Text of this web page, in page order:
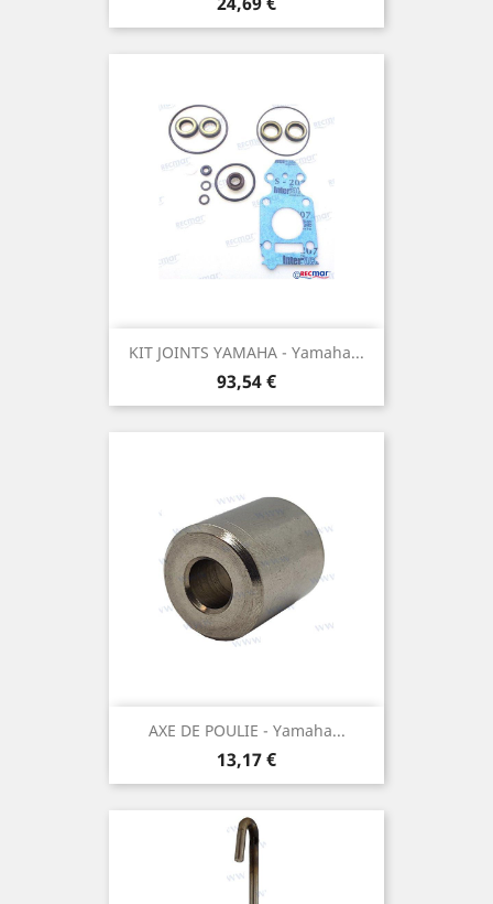
KIT JOINTS YAMAHA - Yamaha...
Prix
93,54 €
AXE DE POULIE - Yamaha...
Prix
13,17 €